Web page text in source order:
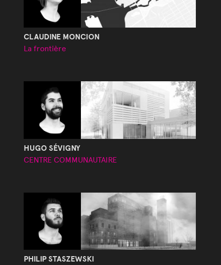
CLAUDINE MONCION
La frontière
HUGO SÉVIGNY
CENTRE COMMUNAUTAIRE
PHILIP STASZEWSKI